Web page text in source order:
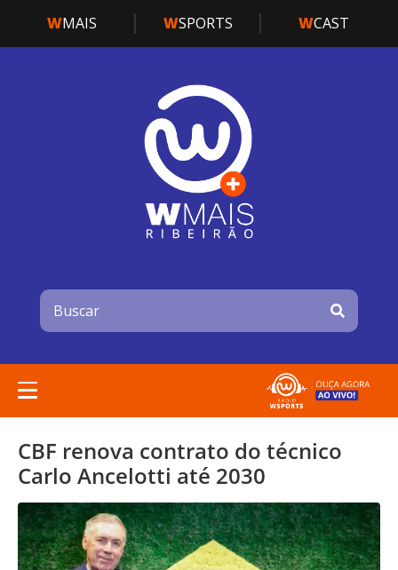
WMAIS WSPORTS WCAST
CBF renova contrato do técnico
Carlo Ancelotti até 2030